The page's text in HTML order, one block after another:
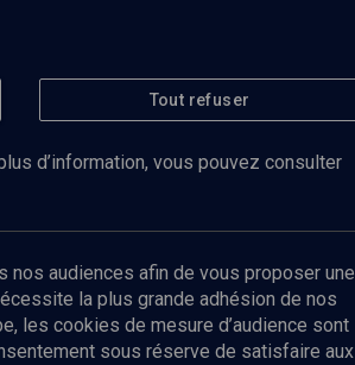
Tout refuser
d’information, vous pouvez consulter
nos audiences afin de vous proposer une
la plus grande adhésion de nos
les cookies de mesure d’audience sont
sous réserve de satisfaire aux